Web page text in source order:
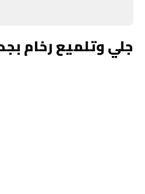
جلي وتلميع رخام بجدة